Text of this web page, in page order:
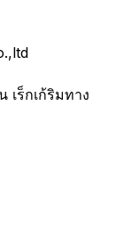
ร็กเก้ริมทาง